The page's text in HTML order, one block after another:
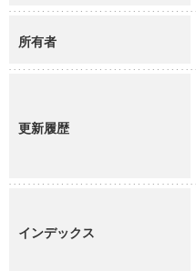
所有者
更新履歴
インデックス